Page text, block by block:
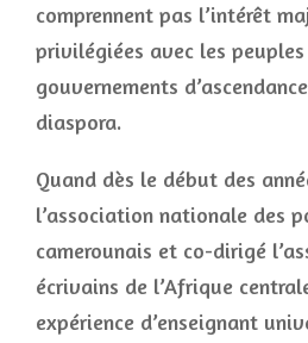
comprennent pas l’intérêt
privilégiées avec les
gouvernements
diaspora.
Quand dès le début des
l’association nationale des
camerounais et co-dirigé
écrivains de l’Afrique
expérience d’enseignant